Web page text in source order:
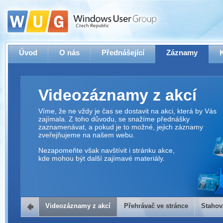
Úvod O nás Přednášející Záznamy
Videozáznamy z akcí
Víme, že ne vždy je čas se dostavit na akci, která by Vás
zajímala. Z toho důvodu, se snažíme přednášky
zaznamenávat, a pokud je to možné, jejich záznamy
zveřejňujeme na našem webu.
Nezapomeňte však navštívit i stránku akce,
kde mohou být další zajímavé materiály.
Přehrávač ve stránce
Videozáznamy z akcí Přehrávač ve stránce